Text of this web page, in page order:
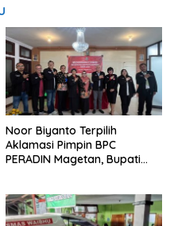
Noor Biyanto Terpilih
Aklamasi Pimpin BPC
PERADIN Magetan, Bupati